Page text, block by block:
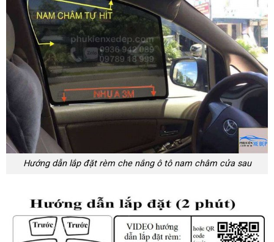
Hướng dẫn lắp đặt rèm che nắng ô tô nam châm cửa sau